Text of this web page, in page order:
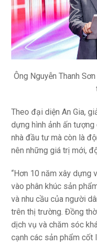
Ông Nguyễn Thanh
Theo đại diện An Gia,
dựng hình ảnh ấn tượng
nhà đầu tư mà còn là
nên những giá trị mới,
“Hơn 10 năm xây dựng
vào phân khúc sản
và nhu cầu của người
trên thị trường. Đồng
dịch vụ và chăm sóc
cạnh các sản phẩm cốt